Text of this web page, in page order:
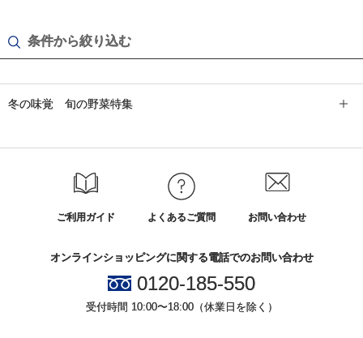
条件から絞り込む
冬の味覚 旬の野菜特集
ご利用ガイド よくあるご質問 お問い合わせ
オンラインショッピングに関する電話でのお問い合わせ
0120-185-550
受付時間 10:00〜18:00（休業日を除く）